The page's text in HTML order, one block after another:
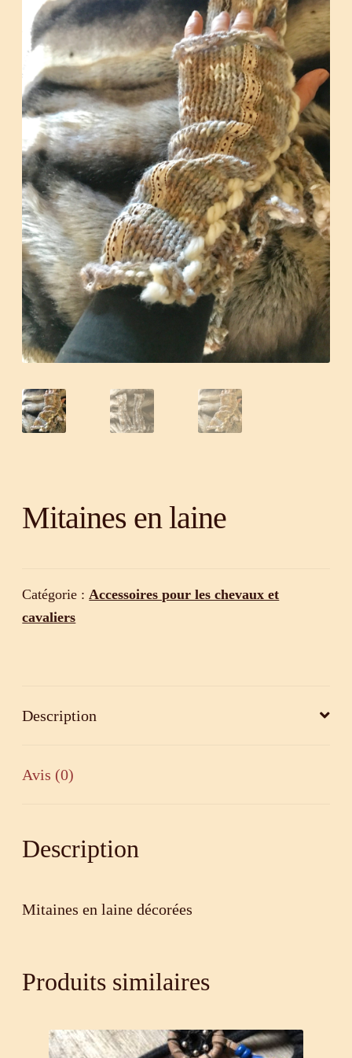
Contact
Mitaines en laine
Catégorie : Accessoires pour les chevaux et
cavaliers
Description
Avis (0)
Description
Mitaines en laine décorées
Produits similaires